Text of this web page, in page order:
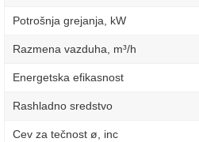
Potrošnja grejanja, kW
Razmena vazduha, m³/h
Energetska efikasnost
Rashladno sredstvo
Cev za tečnost ø, inc